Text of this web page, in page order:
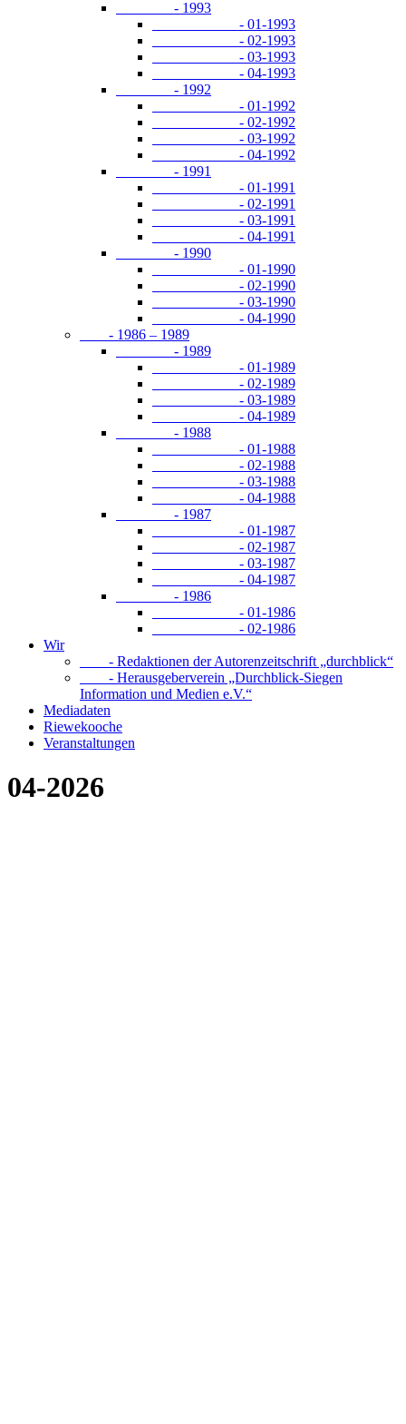
- 1993
- 01-1993
- 02-1993
- 03-1993
- 04-1993
- 1992
- 01-1992
- 02-1992
- 03-1992
- 04-1992
- 1991
- 01-1991
- 02-1991
- 03-1991
- 04-1991
- 1990
- 01-1990
- 02-1990
- 03-1990
- 04-1990
- 1986 – 1989
- 1989
- 01-1989
- 02-1989
- 03-1989
- 04-1989
- 1988
- 01-1988
- 02-1988
- 03-1988
- 04-1988
- 1987
- 01-1987
- 02-1987
- 03-1987
- 04-1987
- 1986
- 01-1986
- 02-1986
Wir
- Redaktionen der Autorenzeitschrift „durchblick“
- Herausgeberverein „Durchblick-Siegen
Information und Medien e.V.“
Mediadaten
Riewekooche
Veranstaltungen
04-2026